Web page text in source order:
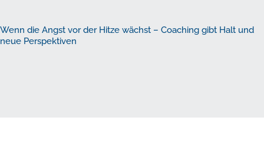
Wenn die Angst vor der Hitze wächst – Coaching gibt Halt und
neue Perspektiven